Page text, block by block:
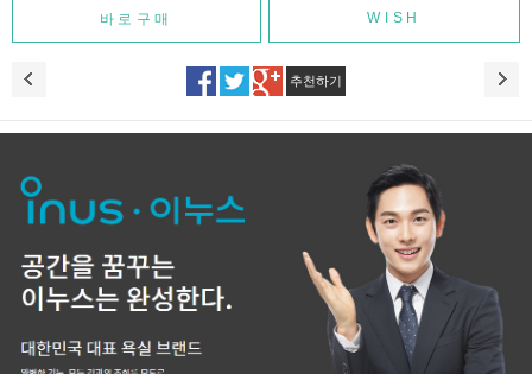
WISH
추천하기